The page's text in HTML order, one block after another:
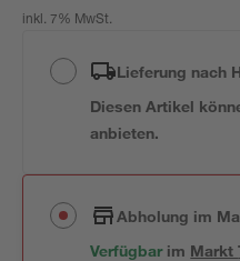
inkl. 7% MwSt.
Lieferung nach
Diesen Artikel
anbieten.
Abholung im
Verfügbar im Markt